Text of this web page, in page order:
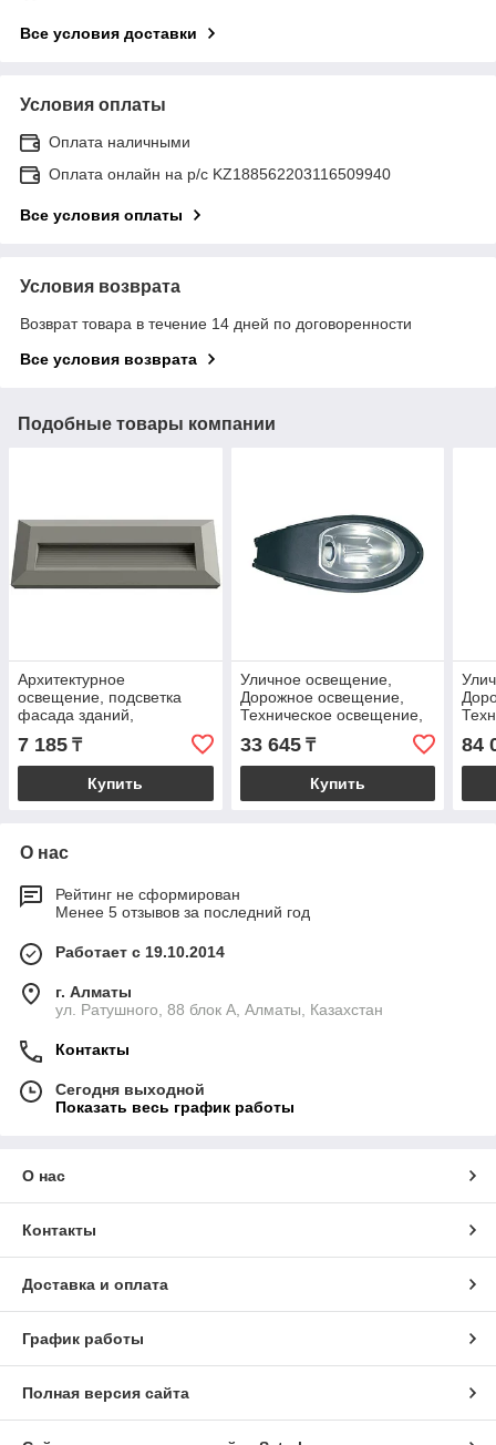
Все условия доставки
Условия оплаты
Оплата наличными
Оплата онлайн на р/с KZ188562203116509940
Все условия оплаты
Условия возврата
Возврат товара в течение 14 дней по договоренности
Все условия возврата
Подобные товары компании
Архитектурное
освещение, подсветка
фасада зданий,
Техническое освещение,
Коммерческое освещение
7 185 ₸
Купить
Уличное освещение,
Дорожное освещение,
Техническое освещение,
Коммерческое
освещение, LED
33 645₸
Купить
84
О нас
Рейтинг не сформирован
Менее 5 отзывов за последний год
Работает с 19.10.2014
г. Алматы
ул. Ратушного, 88 блок A, Алматы, Казахстан
Контакты
Сегодня выходной
Показать весь график работы
О нас
Контакты
Доставка и оплата
График работы
Полная версия сайта